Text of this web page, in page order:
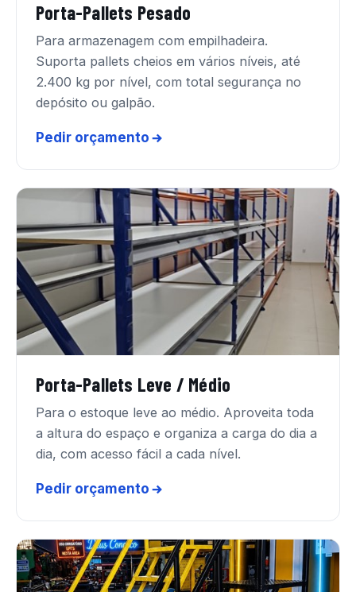
Porta-Pallets Pesado
Para armazenagem com empilhadeira.
Suporta pallets cheios em vários níveis, até
2.400 kg por nível, com total segurança no
depósito ou galpão.
Pedir orçamento
Porta-Pallets Leve / Médio
Para o estoque leve ao médio. Aproveita toda
a altura do espaço e organiza a carga do dia a
dia, com acesso fácil a cada nível.
Pedir orçamento